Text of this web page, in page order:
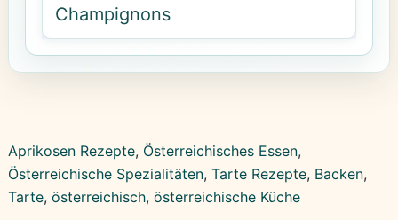
Champignons
Aprikosen Rezepte, Österreichisches Essen
Österreichische Spezialitäten, Tarte Rezepte, Backen
Tarte, österreichisch, österreichische Küche